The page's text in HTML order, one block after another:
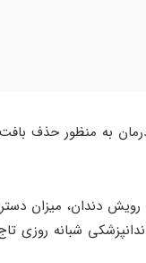
به منظور حذف
دندان، میزان
شبانه روزی